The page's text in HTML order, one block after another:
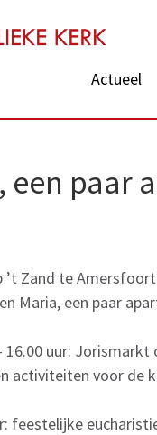
Kerk
Actueel
een paar
’t Zand te
Maria, een paar
16.00 uur:
activiteiten voor de
feestelijke